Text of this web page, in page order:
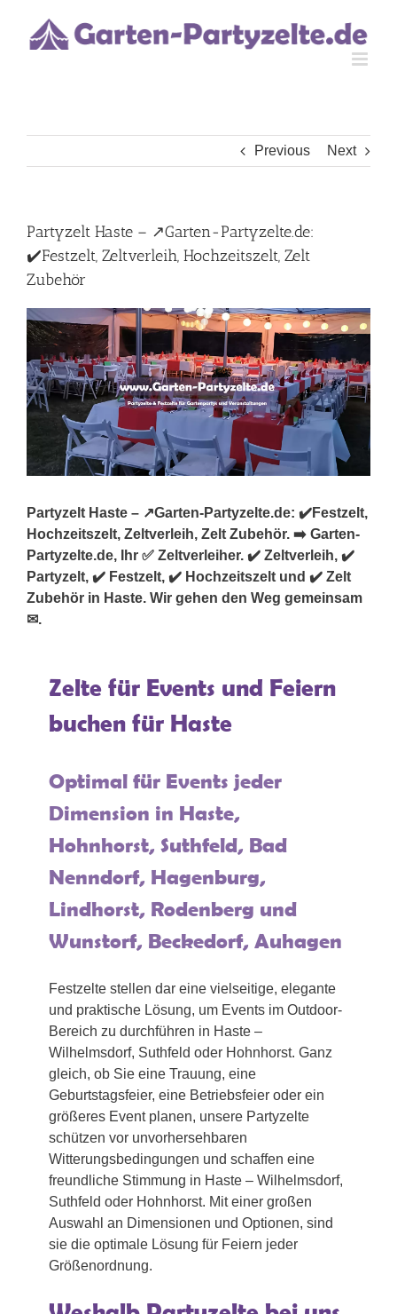
content
Previous Next
Partyzelt Haste – ↗️Garten-Partyzelte.de:
✔️Festzelt, Zeltverleih, Hochzeitszelt, Zelt
Zubehör
Partyzelt Haste – ↗️Garten-Partyzelte.de: ✔️Festzelt,
Hochzeitszelt, Zeltverleih, Zelt Zubehör. ➡️ Garten-
Partyzelte.de, Ihr ✅ Zeltverleiher. ✔️ Zeltverleih, ✔️
Partyzelt, ✔️ Festzelt, ✔️ Hochzeitszelt und ✔️ Zelt
Zubehör in Haste. Wir gehen den Weg gemeinsam
✉.
Zelte für Events und Feiern
buchen für Haste
Optimal für Events jeder
Dimension in Haste,
Hohnhorst, Suthfeld, Bad
Nenndorf, Hagenburg,
Lindhorst, Rodenberg und
Wunstorf, Beckedorf, Auhagen
Festzelte stellen dar eine vielseitige, elegante
und praktische Lösung, um Events im Outdoor-
Bereich zu durchführen in Haste –
Wilhelmsdorf, Suthfeld oder Hohnhorst. Ganz
gleich, ob Sie eine Trauung, eine
Geburtstagsfeier, eine Betriebsfeier oder ein
größeres Event planen, unsere Partyzelte
schützen vor unvorhersehbaren
Witterungsbedingungen und schaffen eine
freundliche Stimmung in Haste – Wilhelmsdorf,
Suthfeld oder Hohnhorst. Mit einer großen
Auswahl an Dimensionen und Optionen, sind
sie die optimale Lösung für Feiern jeder
Größenordnung.